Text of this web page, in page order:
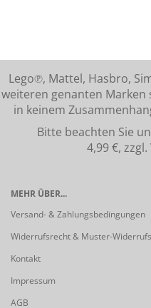
Lego℗, Mattel, Hasbro,
weiteren genanten Marken
in keinem
Bitte beachten Sie
4,99 €,
MEHR ÜBER...
Versand- & Zahlungsbedingungen
Widerrufsrecht & Muster-
Kontakt
Impressum
AGB